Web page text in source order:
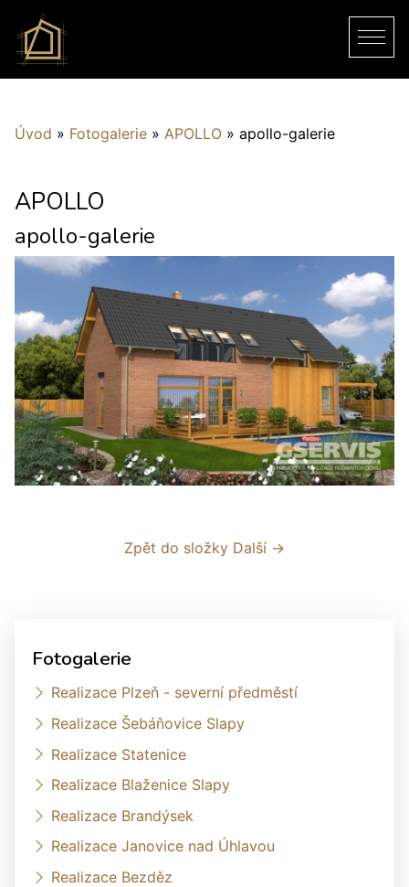
Úvod » Fotogalerie » APOLLO » apollo-galerie
APOLLO
apollo-galerie
Zpět do složky Další →
Fotogalerie
Realizace Plzeň - severní předměstí
Realizace Šebáňovice Slapy
Realizace Statenice
Realizace Blaženice Slapy
Realizace Brandýsek
Realizace Janovice nad Úhlavou
Realizace Bezděz